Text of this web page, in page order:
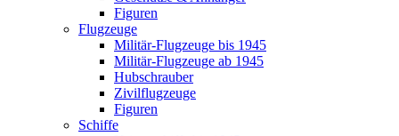
Figuren
Flugzeuge
Militär-Flugzeuge bis 1945
Militär-Flugzeuge ab 1945
Hubschrauber
Zivilflugzeuge
Figuren
Schiffe